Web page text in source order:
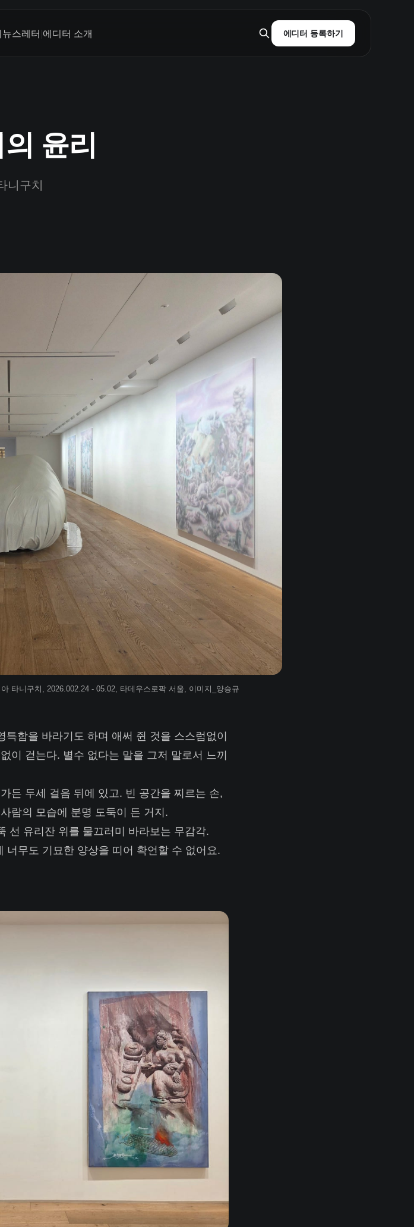
뉴스레터 에디터 소개 에디터 등록하기
윤리
니구치
타니구치, 2026.002.24 - 05.02, 타데우스로팍 서울, 이미지_양승규
함을 바라기도 하며 애써 쥔 것을 스스럼없이
이 걷는다. 별수 없다는 말을 그저 말로서 느끼
든 두세 걸음 뒤에 있고. 빈 공간을 찌르는 손,
람의 모습에 분명 도둑이 든 거지.
선 유리잔 위를 물끄러미 바라보는 무감각.
너무도 기묘한 양상을 띠어 확언할 수 없어요.